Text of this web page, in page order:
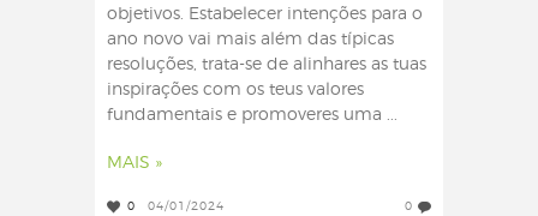
objetivos. Estabelecer intenções para o
ano novo vai mais além das típicas
resoluções, trata-se de alinhares as tuas
inspirações com os teus valores
fundamentais e promoveres uma ...
MAIS »
0 04/01/2024 0